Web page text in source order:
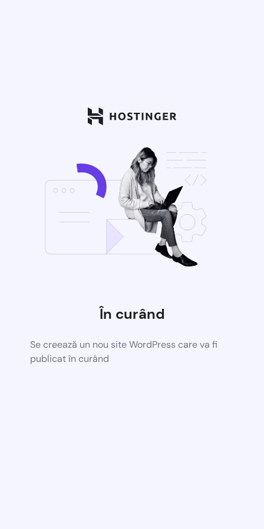
În curând
Se creează un nou site WordPress care va fi
publicat în curând